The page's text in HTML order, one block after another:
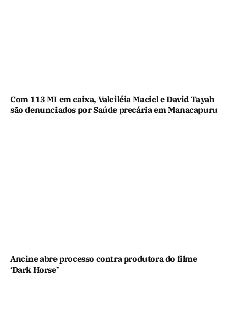
Com 113 MI em caixa, Valciléia Maciel e David Tayah
são denunciados por Saúde precária em Manacapuru
Ancine abre processo contra produtora do filme
‘Dark Horse’